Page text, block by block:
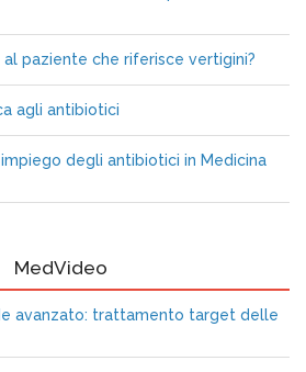
paziente che riferisce vertigini?
agli antibiotici
degli antibiotici in Medicina
MedVideo
avanzato: trattamento target delle